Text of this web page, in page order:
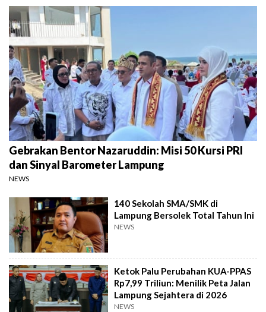
Gebrakan Bentor Nazaruddin: Misi 50 Kursi PRI
dan Sinyal Barometer Lampung
NEWS
140 Sekolah SMA/SMK di
Lampung Bersolek Total Tahun Ini
NEWS
Ketok Palu Perubahan KUA-PPAS
Rp7,99 Triliun: Menilik Peta Jalan
Lampung Sejahtera di 2026
NEWS